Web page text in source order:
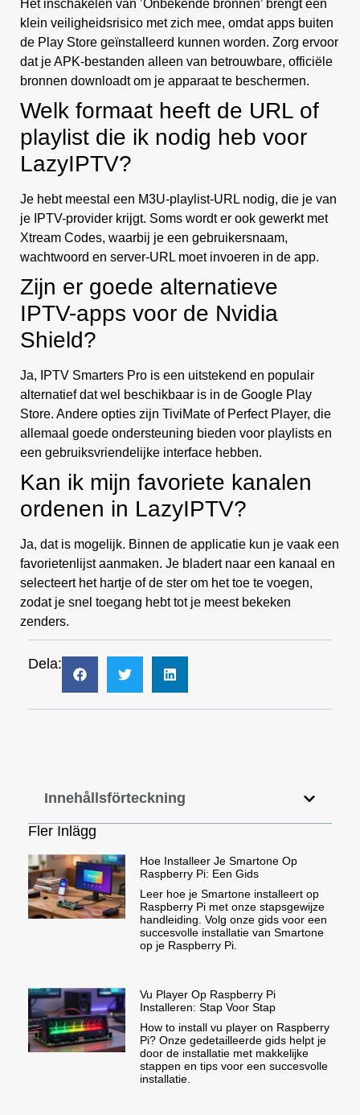
Het inschakelen van ’Onbekende bronnen’ brengt een
klein veiligheidsrisico met zich mee, omdat apps buiten
de Play Store geïnstalleerd kunnen worden. Zorg ervoor
dat je APK-bestanden alleen van betrouwbare, officiële
bronnen downloadt om je apparaat te beschermen.
Welk formaat heeft de URL of
playlist die ik nodig heb voor
LazyIPTV?
Je hebt meestal een M3U-playlist-URL nodig, die je van
je IPTV-provider krijgt. Soms wordt er ook gewerkt met
Xtream Codes, waarbij je een gebruikersnaam,
wachtwoord en server-URL moet invoeren in de app.
Zijn er goede alternatieve
IPTV-apps voor de Nvidia
Shield?
Ja, IPTV Smarters Pro is een uitstekend en populair
alternatief dat wel beschikbaar is in de Google Play
Store. Andere opties zijn TiviMate of Perfect Player, die
allemaal goede ondersteuning bieden voor playlists en
een gebruiksvriendelijke interface hebben.
Kan ik mijn favoriete kanalen
ordenen in LazyIPTV?
Ja, dat is mogelijk. Binnen de applicatie kun je vaak een
favorietenlijst aanmaken. Je bladert naar een kanaal en
selecteert het hartje of de ster om het toe te voegen,
zodat je snel toegang hebt tot je meest bekeken
zenders.
Dela:
Innehållsförteckning
Fler Inlägg
Hoe Installeer Je Smartone Op
Raspberry Pi: Een Gids
Leer hoe je Smartone installeert op
Raspberry Pi met onze stapsgewijze
handleiding. Volg onze gids voor een
succesvolle installatie van Smartone
op je Raspberry Pi.
Vu Player Op Raspberry Pi
Installeren: Stap Voor Stap
How to install vu player on Raspberry
Pi? Onze gedetailleerde gids helpt je
door de installatie met makkelijke
stappen en tips voor een succesvolle
installatie.